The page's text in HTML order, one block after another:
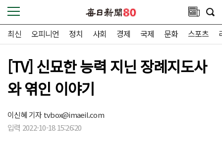
최신 오피니언 정치 사회 경제 국제 문화 스포츠
[TV] 신묘한 능력 지닌 장례지도사
와 엮인 이야기
이신혜 기자tvbox@imaeil.com
입력 2022-10-18 15:26:20